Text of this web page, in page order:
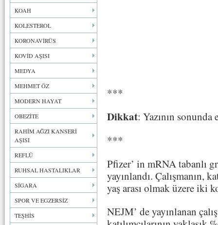
KOAH
KOLESTEROL
KORONAVİRÜS
KOVİD AŞISI
MEDYA
MEHMET ÖZ
MODERN HAYAT
OBEZİTE
RAHİM AĞZI KANSERİ
AŞISI
REFLÜ
RUHSAL HASTALIKLAR
SİGARA
SPOR VE EGZERSİZ
TEŞHİS
***
Dikkat: Yazının sonunda
***
Pfizer’ in mRNA tabanlı
yayınlandı. Çalışmanın,
yaş arası olmak üzere iki
NEJM’ de yayınlanan